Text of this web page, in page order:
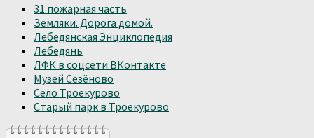
31 пожарная часть
Земляки. Дорога домой.
Лебедянская Энциклопедия
Лебедянь
ЛФК в соцсети ВКонтакте
Музей Сезёново
Село Троекурово
Старый парк в Троекурово